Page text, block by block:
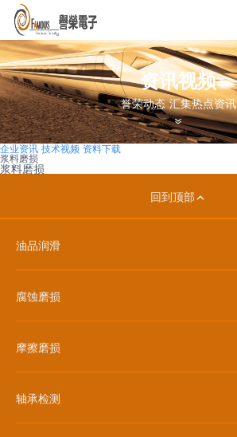
资讯视频
誉荣动态 汇集热点资讯
企业资讯 技术视频 资料下载
浆料磨损
浆料磨损
回到顶部
油品润滑
腐蚀磨损
摩擦磨损
轴承检测